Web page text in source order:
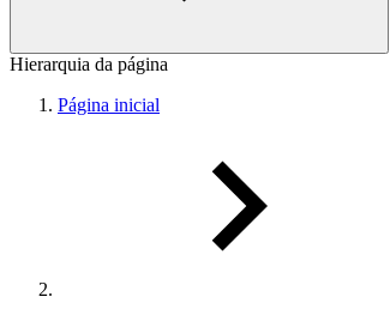
Hierarquia da página
Página inicial